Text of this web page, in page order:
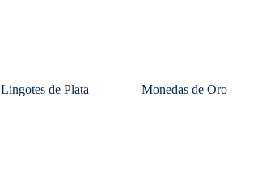
Lingotes de Plata Monedas de Oro